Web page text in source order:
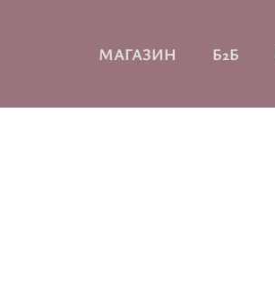
МАГАЗИН Б2Б